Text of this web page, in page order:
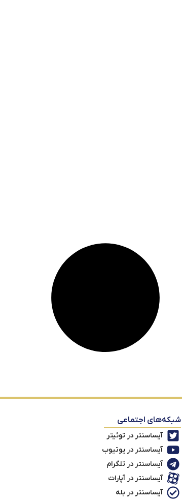
شبکه‌های اجتماعی
آیساسنتر در توئیتر
آیساسنتر در یوتیوب
آیساسنتر در تلگرام
آیساسنتر در آپارات
آیساسنتر در بله